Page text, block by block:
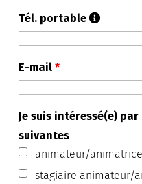
Tél. portable
E-mail*
Je suis intéressé(e)
suivantes
animateur/
stagiaire animateur/